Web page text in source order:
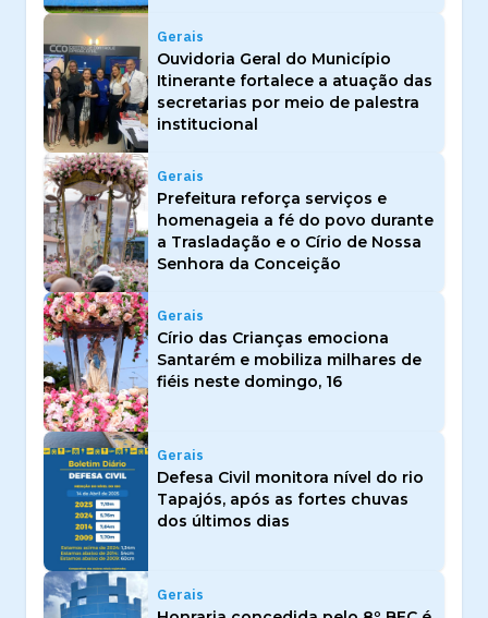
Gerais
Ouvidoria Geral do Município
Itinerante fortalece a atuação das
secretarias por meio de palestra
institucional
Gerais
Prefeitura reforça serviços e
homenageia a fé do povo durante
a Trasladação e o Círio de Nossa
Senhora da Conceição
Gerais
Círio das Crianças emociona
Santarém e mobiliza milhares de
fiéis neste domingo, 16
Gerais
Defesa Civil monitora nível do rio
Tapajós, após as fortes chuvas
dos últimos dias
Gerais